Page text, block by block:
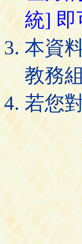
統] 即
本資
教務
若您